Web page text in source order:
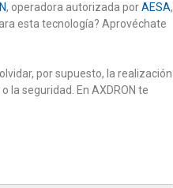
, operadora autorizada porAESA,
esta tecnología? Aprovéchate
por supuesto, la realización
la seguridad. En AXDRON te